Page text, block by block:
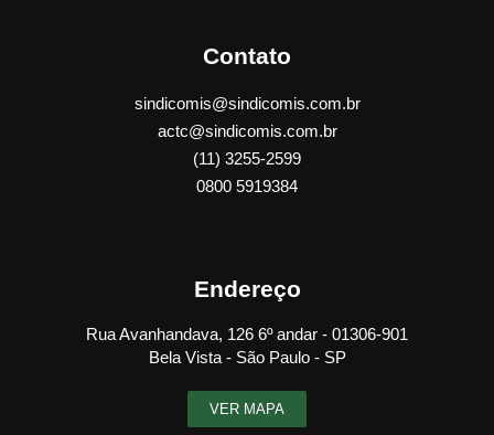
Contato
sindicomis@sindicomis.com.br
actc@sindicomis.com.br
(11) 3255-2599
0800 5919384
Endereço
Rua Avanhandava, 126 6º andar - 01306-901
Bela Vista - São Paulo - SP
VER MAPA